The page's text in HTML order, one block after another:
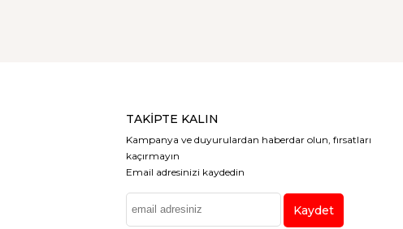
TAKIPTE KALIN
Kampanya ve duyurulardan haberdar olun, fırsatları
kaçırmayın
Email adresinizi kaydedin
Kaydet